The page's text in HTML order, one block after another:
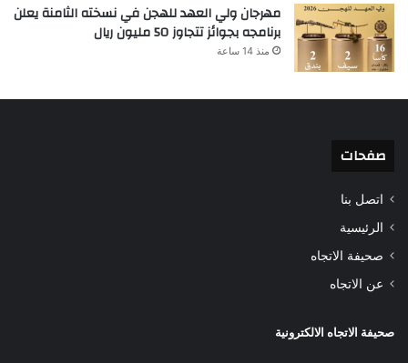
مهرجان ولي العهد للهجن في نسخته الثامنة يعلن
برنامجه بجوائز تتجاوز 50 مليون ريال
منذ 14 ساعة
صفحات
اتصل بنا
الرئيسية
صحيفة الاتجاه
عن الاتجاه
صحيفة الاتجاه الالكترونية